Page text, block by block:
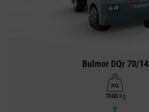
Bulmor DQr 70/14
7000kg